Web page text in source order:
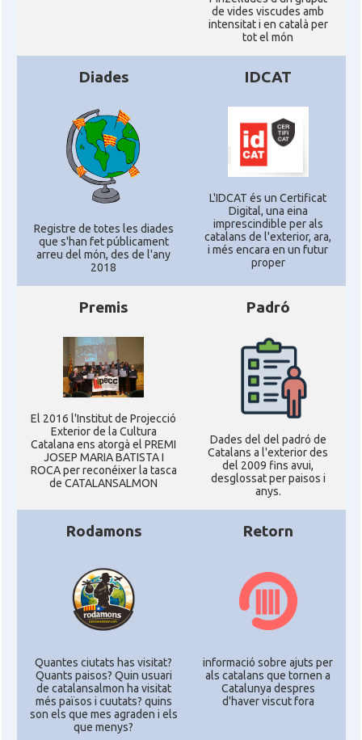
de vides viscudes amb
intensitat i en català per
tot el món
Diades
Registre de totes les diades
que s'han fet públicament
arreu del món, des de l'any
2018
IDCAT
L'IDCAT és un Certificat
Digital, una eina
imprescindible per als
catalans de l'exterior, ara,
i més encara en un futur
proper
Premis
El 2016 l'Institut de Projecció
Exterior de la Cultura
Catalana ens atorgà el PREMI
JOSEP MARIA BATISTA I
ROCA per reconéixer la tasca
de CATALANSALMON
Padró
Dades del del padró de
Catalans a l'exterior des
del 2009 fins avui,
desglossat per paisos i
anys.
Rodamons
Quantes ciutats has visitat?
Quants paisos? Quin usuari
de catalansalmon ha visitat
més països i cuutats? quins
son els que mes agraden i els
que menys?
Retorn
informació sobre ajuts per
als catalans que tornen a
Catalunya despres
d'haver viscut fora